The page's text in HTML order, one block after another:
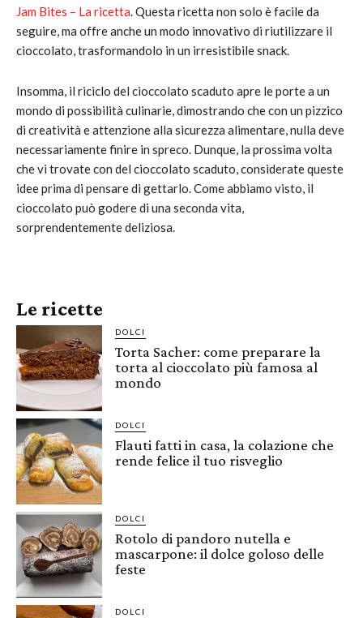
Jam Bites – La ricetta. Questa ricetta non solo è facile da
seguire, ma offre anche un modo innovativo di riutilizzare il
cioccolato, trasformandolo in un irresistibile snack.
Insomma, il riciclo del cioccolato scaduto apre le porte a un
mondo di possibilità culinarie, dimostrando che con un pizzico
di creatività e attenzione alla sicurezza alimentare, nulla deve
necessariamente finire in spreco. Dunque, la prossima volta
che vi trovate con del cioccolato scaduto, considerate queste
idee prima di pensare di gettarlo. Come abbiamo visto, il
cioccolato può godere di una seconda vita,
sorprendentemente deliziosa.
Le ricette
DOLCI
Torta Sacher: come preparare la
torta al cioccolato più famosa al
mondo
DOLCI
Flauti fatti in casa, la colazione che
rende felice il tuo risveglio
DOLCI
Rotolo di pandoro nutella e
mascarpone: il dolce goloso delle
feste
DOLCI